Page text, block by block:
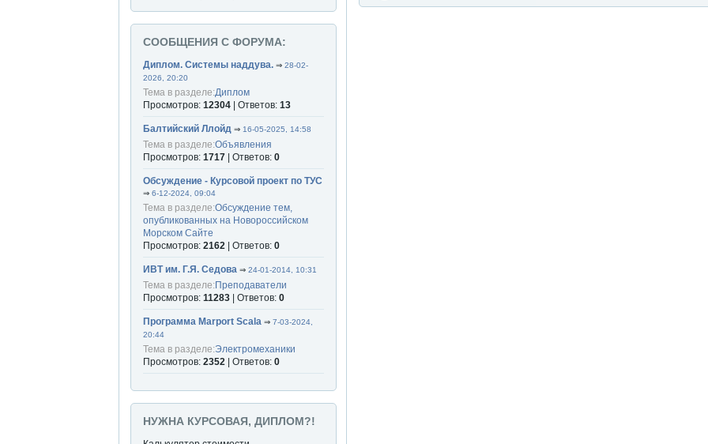
СООБЩЕНИЯ С ФОРУМА:
Диплом. Системы наддува. ⇒ 28-02-
2026, 20:20
Тема в разделе:Диплом
Просмотров: 12304 | Ответов: 13
Балтийский Ллойд ⇒ 16-05-2025, 14:58
Тема в разделе:Объявления
Просмотров: 1717 | Ответов: 0
Обсуждение - Курсовой проект по ТУС
⇒ 6-12-2024, 09:04
Тема в разделе:Обсуждение тем,
опубликованных на Новороссийском
Морском Сайте
Просмотров: 2162 | Ответов: 0
ИВТ им. Г.Я. Седова ⇒ 24-01-2014, 10:31
Тема в разделе:Преподаватели
Просмотров: 11283 | Ответов: 0
Программа Marport Scala ⇒ 7-03-2024,
20:44
Тема в разделе:Электромеханики
Просмотров: 2352 | Ответов: 0
НУЖНА КУРСОВАЯ, ДИПЛОМ?!